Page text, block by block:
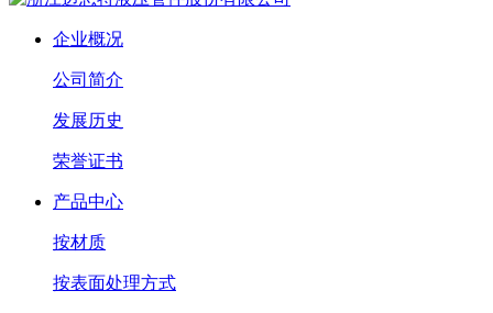
企业概况
公司简介
发展历史
荣誉证书
产品中心
按材质
按表面处理方式